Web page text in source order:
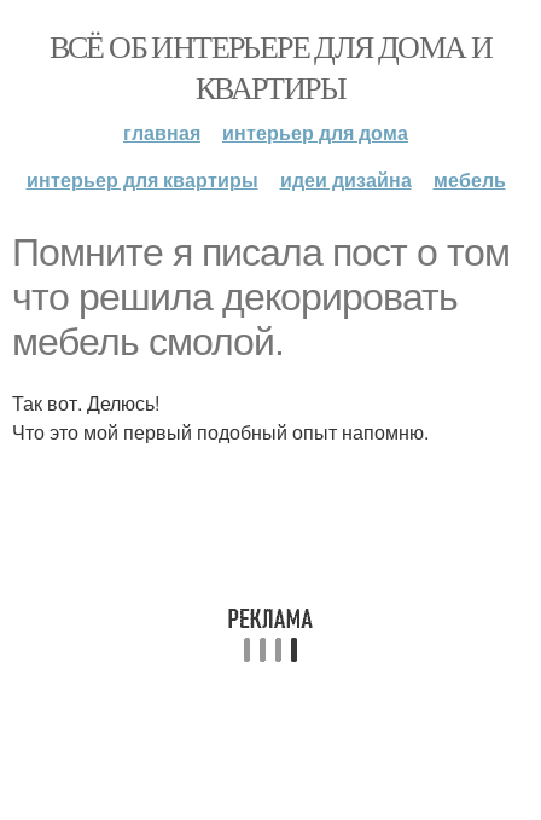
ВСЁ ОБ ИНТЕРЬЕРЕ ДЛЯ ДОМА И
КВАРТИРЫ
главная
интерьер для дома
интерьер для квартиры
идеи дизайна мебель
Помните я писала пост о том
что решила декорировать
мебель смолой.
Так вот. Делюсь!
Что это мой первый подобный опыт напомню.